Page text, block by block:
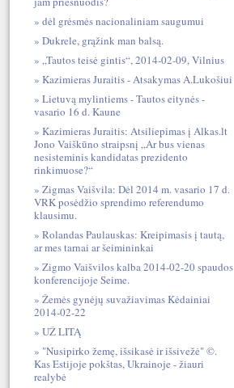
dėl grėsmės nacionaliniam saugumui
Dukrele, grąžink man balsą.
„Tautos teisė gintis“, 2014-02-09, Vilnius
Kazimieras Juraitis - Atsakymas A.Lukošiui
Lietuvą mylintiems - Tautos eitynės -
vasario 16 d. Kaune
Kazimieras Juraitis: Atsiliepimas į Alkas.lt
Jono Vaiškūno straipsnį „Ar bus vienas
nesisteminis kandidatas prezidento
rinkimuose?“
Zigmas Vaišvila: Dėl 2014 m. vasario 17 d.
VRK posėdžio sprendimo referendumo
klausimu.
Rolandas Paulauskas: Kreipimasis į tautą,
ar mes tarnai ar šeimininkai
Zigmo Vaišvilos kalba 2014-02-20 spaudos
konferencijoje Seime.
Žemės gynėjų suvažiavimas Kėdainiai
2014-02-22
UŽ LITĄ
"Nusipirko žemę, išsikasė ir išsivežė" ©.
Kas Estijoje pokštas, Ukrainoje - žiauri
realybė